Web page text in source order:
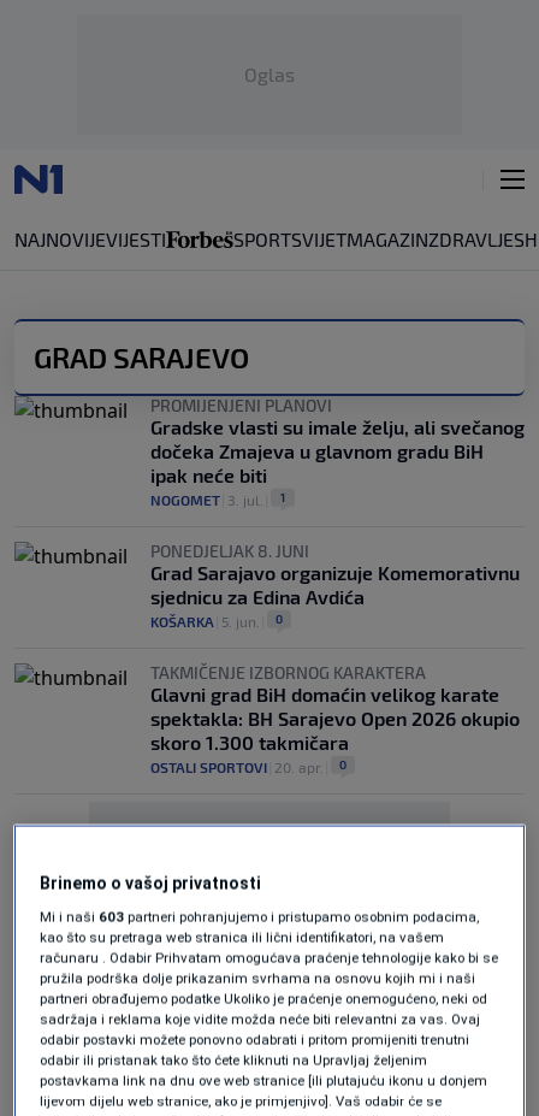
Oglas
NAJNOVIJEVIJESTI SPORTSVIJETMAGAZINZDRAVLJE
GRAD SARAJEVO
PROMIJENJENI PLANOVI
Gradske vlasti su imale želju, ali svečanog
dočeka Zmajeva u glavnom gradu BiH
ipak neće biti
NOGOMET 3. jul. 1
PONEDJELJAK 8. JUNI
Grad Sarajavo organizuje Komemorativnu
sjednicu za Edina Avdića
KOŠARKA 5. jun. 0
TAKMIČENJE IZBORNOG KARAKTERA
Glavni grad BiH domaćin velikog karate
spektakla: BH Sarajevo Open 2026 okupio
skoro 1.300 takmičara
OSTALI SPORTOVI 20. apr. 0
Oglas
Brinemo o vašoj privatnosti
Mi i naši 603 partneri pohranjujemo i pristupamo osobnim podacima,
kao što su pretraga web stranica ili lični identifikatori, na vašem
računaru . Odabir Prihvatam omogućava praćenje tehnologije kako bi se
pružila podrška dolje prikazanim svrhama na osnovu kojih mi i naši
partneri obrađujemo podatke Ukoliko je praćenje onemogućeno, neki od
sadržaja i reklama koje vidite možda neće biti relevantni za vas. Ovaj
odabir postavki možete ponovno odabrati i pritom promijeniti trenutni
odabir ili pristanak tako što ćete kliknuti na Upravljaj željenim
postavkama link na dnu ove web stranice [ili plutajuću ikonu u donjem
lijevom dijelu web stranice, ako je primjenjivo]. Vaš odabir će se